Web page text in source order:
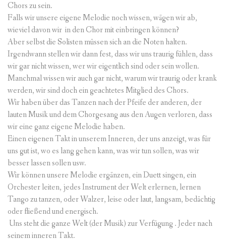
Chors zu sein.
Falls wir unsere eigene Melodie noch wissen, wägen wir ab,
wieviel davon wir in den Chor mit einbringen können?
Aber selbst die Solisten müssen sich an die Noten halten.
Irgendwann stellen wir dann fest, dass wir uns traurig fühlen, dass
wir gar nicht wissen, wer wir eigentlich sind oder sein wollen.
Manchmal wissen wir auch gar nicht, warum wir traurig oder krank
werden, wir sind doch ein geachtetes Mitglied des Chors.
Wir haben über das Tanzen nach der Pfeife der anderen, der
lauten Musik und dem Chorgesang aus den Augen verloren, dass
wir eine ganz eigene Melodie haben.
Einen eigenen Takt in unserem Inneren, der uns anzeigt, was für
uns gut ist, wo es lang gehen kann, was wir tun sollen, was wir
besser lassen sollen usw.
Wir können unsere Melodie ergänzen, ein Duett singen, ein
Orchester leiten, jedes Instrument der Welt erlernen, lernen
Tango zu tanzen, oder Walzer, leise oder laut, langsam, bedächtig
oder fließend und energisch.
Uns steht die ganze Welt (der Musik) zur Verfügung . Jeder nach
seinem inneren Takt.